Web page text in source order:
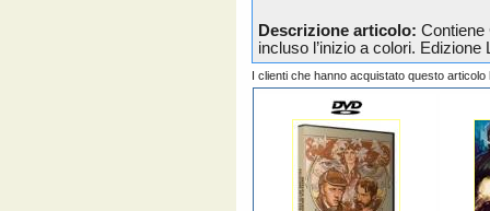
Descrizione articolo: Contiene
incluso l’inizio a colori. Edizione
I clienti che hanno acquistato questo